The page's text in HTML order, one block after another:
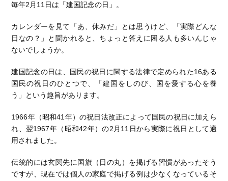
毎年2月11日は 「建国記念の日」。
カレンダーを見て「あ、休みだ」とは思うけど、「実際どんな
日なの？」と聞かれると、ちょっと答えに困る人も多いんじゃ
ないでしょうか。
建国記念の日は、国民の祝日に関する法律で定められた16ある
国民の祝日のひとつで、「建国をしのび、国を愛する心を養
う」という趣旨があります。
1966年（昭和41年）の祝日法改正によって国民の祝日に加えら
れ、翌1967年（昭和42年）の2月11日から実際に祝日として適
用されました。
伝統的には玄関先に国旗（日の丸）を掲げる習慣があったそう
ですが、現在では個人の家庭で掲げる例は少なくなっているそ